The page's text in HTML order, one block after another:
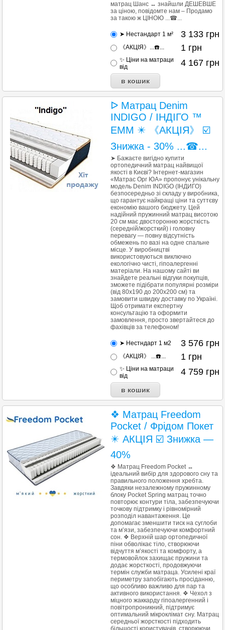
матрац Шанс ↔ знайшли ДЕШЕВШЕ
за ціною, повідомте нам – Продамо
за такою ж ЦІНОЮ ...☎...
➤ Нестандарт 1 м² 3 133 грн
《АКЦІЯ》...☎️... 1 грн
✨ Ціни на матраци
від
4 167 грн
ᐅ Матрац Denim
INDIGO / ІНДІГО ™
ЕММ ✴️ 《АКЦІЯ》 ☑️
Знижка - 30% ...☎...
➤ Бажаєте вигідно купити
ортопедичний матрац найвищої
якості в Києві? Інтернет-магазин
«Матрас Орг ЮА» пропонує унікальну
модель Denim INDIGO (ІНДИГО)
безпосередньо зі складу у виробника,
що гарантує найкращі ціни та суттєву
економію вашого бюджету. Цей
надійний пружинний матрац висотою
20 см має двосторонню жорсткість
(середній/жорсткий) і головну
перевагу — повну відсутність
обмежень по вазі на одне спальне
місце. У виробництві
використовуються виключно
екологічно чисті, гіпоалергенні
матеріали. На нашому сайті ви
знайдете реальні відгуки покупців,
зможете підібрати популярні розміри
(від 80x190 до 200x200 см) та
замовити швидку доставку по Україні.
Щоб отримати експертну
консультацію та оформити
замовлення, просто звертайтеся до
фахівців за телефоном!
➤ Нестндарт 1 м2 3 576 грн
《АКЦІЯ》 ...☎️... 1 грн
✨ Ціни на матраци
від
4 759 грн
❖ Матрац Freedom
Pocket / Фрідом Покет
✴️ АКЦІЯ ☑️ Знижка —
40%
❖ Матрац Freedom Pocket ↔
ідеальний вибір для здорового сну та
правильного положення хребта.
Завдяки незалежному пружинному
блоку Pocket Spring матрац точно
повторює контури тіла, забезпечуючи
точкову підтримку і рівномірний
розподіл навантаження. Це
допомагає зменшити тиск на суглоби
та м’язи, забезпечуючи комфортний
сон. ❖ Верхній шар ортопедичної
піни обволікає тіло, створюючи
відчуття м’якості та комфорту, а
термовойлок захищає пружини та
додає жорсткості, продовжуючи
термін служби матраца. Усилені краї
периметру запобігають просіданню,
що особливо важливо для пар та
активного використання. ❖ Чехол з
міцного жаккарду гіпоалергенний і
повітропроникний, підтримує
оптимальний мікроклімат сну. Матрац
середньої жорсткості підходить